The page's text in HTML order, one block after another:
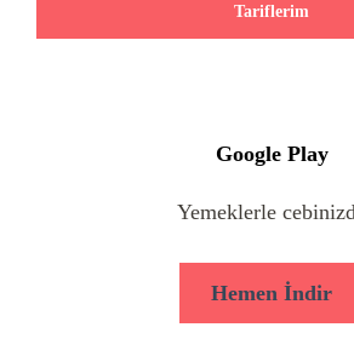
Tariflerim
Google Play
Yemeklerle
Hemen İndir